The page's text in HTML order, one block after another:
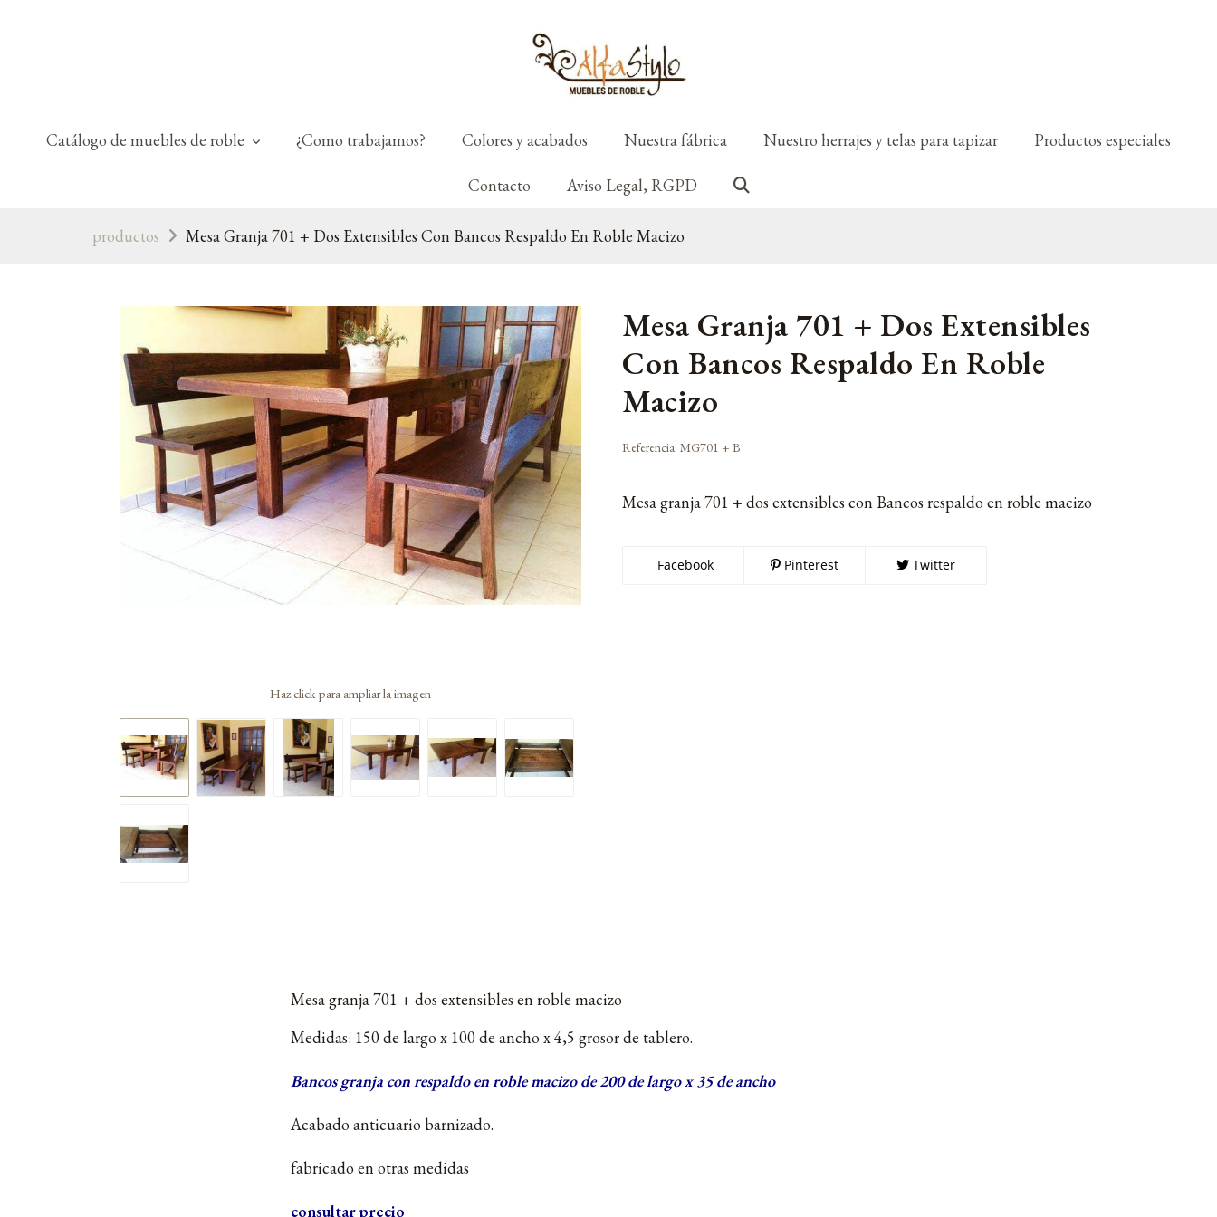
Catálogo de muebles de roble ¿Como trabajamos? Colores y acabados Nuestra fábrica Nuestro herrajes y telas para tapizar Productos especiales
Contacto Aviso Legal, RGPD
productos Mesa Granja 701 + Dos Extensibles Con Bancos Respaldo En Roble Macizo
Haz click para ampliar la imagen
Mesa Granja 701 + Dos Extensibles
Con Bancos Respaldo En Roble
Macizo
Referencia: MG701 + B
Mesa granja 701 + dos extensibles con Bancos respaldo en roble macizo
Facebook Pinterest Twitter
Mesa granja 701 + dos extensibles en roble macizo
Medidas: 150 de largo x 100 de ancho x 4,5 grosor de tablero.
Bancos granja con respaldo en roble macizo de 200 de largo x 35 de ancho
Acabado anticuario barnizado.
fabricado en otras medidas
consultar precio